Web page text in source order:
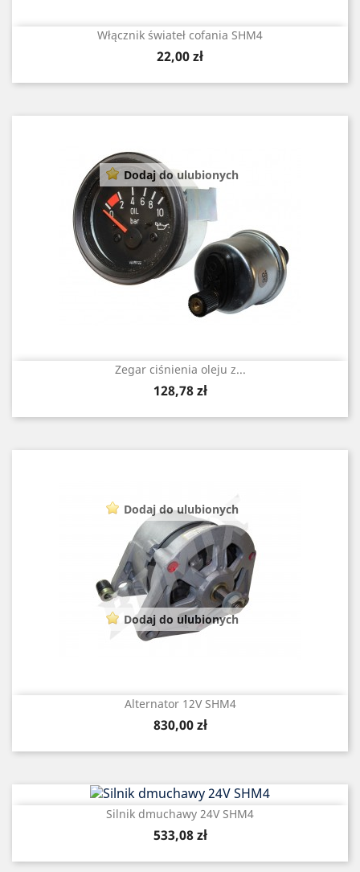
Włącznik świateł cofania SHM4
Cena
22,00 zł
Zegar ciśnienia oleju z...
Cena
128,78 zł
Dodaj do ulubionych
Alternator 12V SHM4
Cena
830,00 zł
Dodaj do ulubionych
Silnik dmuchawy 24V SHM4
Cena
533,08 zł
Dodaj do ulubionych